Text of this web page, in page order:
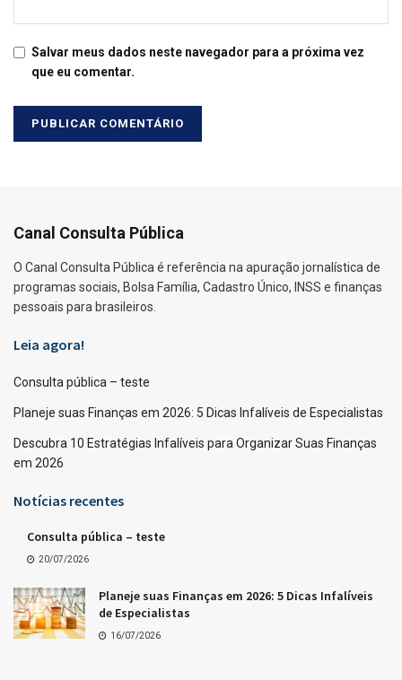
Salvar meus dados neste navegador para a próxima vez
que eu comentar.
Canal Consulta Pública
O Canal Consulta Pública é referência na apuração jornalística de
programas sociais, Bolsa Família, Cadastro Único, INSS e finanças
pessoais para brasileiros.
Leia agora!
Consulta pública – teste
Planeje suas Finanças em 2026: 5 Dicas Infalíveis de Especialistas
Descubra 10 Estratégias Infalíveis para Organizar Suas Finanças
em 2026
Notícias recentes
Consulta pública – teste
20/07/2026
Planeje suas Finanças em 2026: 5 Dicas Infalíveis
de Especialistas
16/07/2026